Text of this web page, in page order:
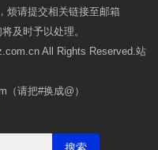
烦请提交相关链接至邮箱
及时予以处理。
All Rights Reserved.站
请把#换成@）